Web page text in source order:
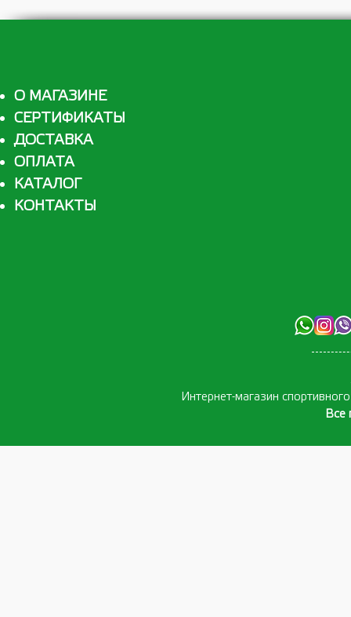
О МАГАЗИНЕ
СЕРТИФИКАТЫ
ДОСТАВКА
ОПЛАТА
КАТАЛОГ
КОНТАКТЫ
Интернет-магазин
Все